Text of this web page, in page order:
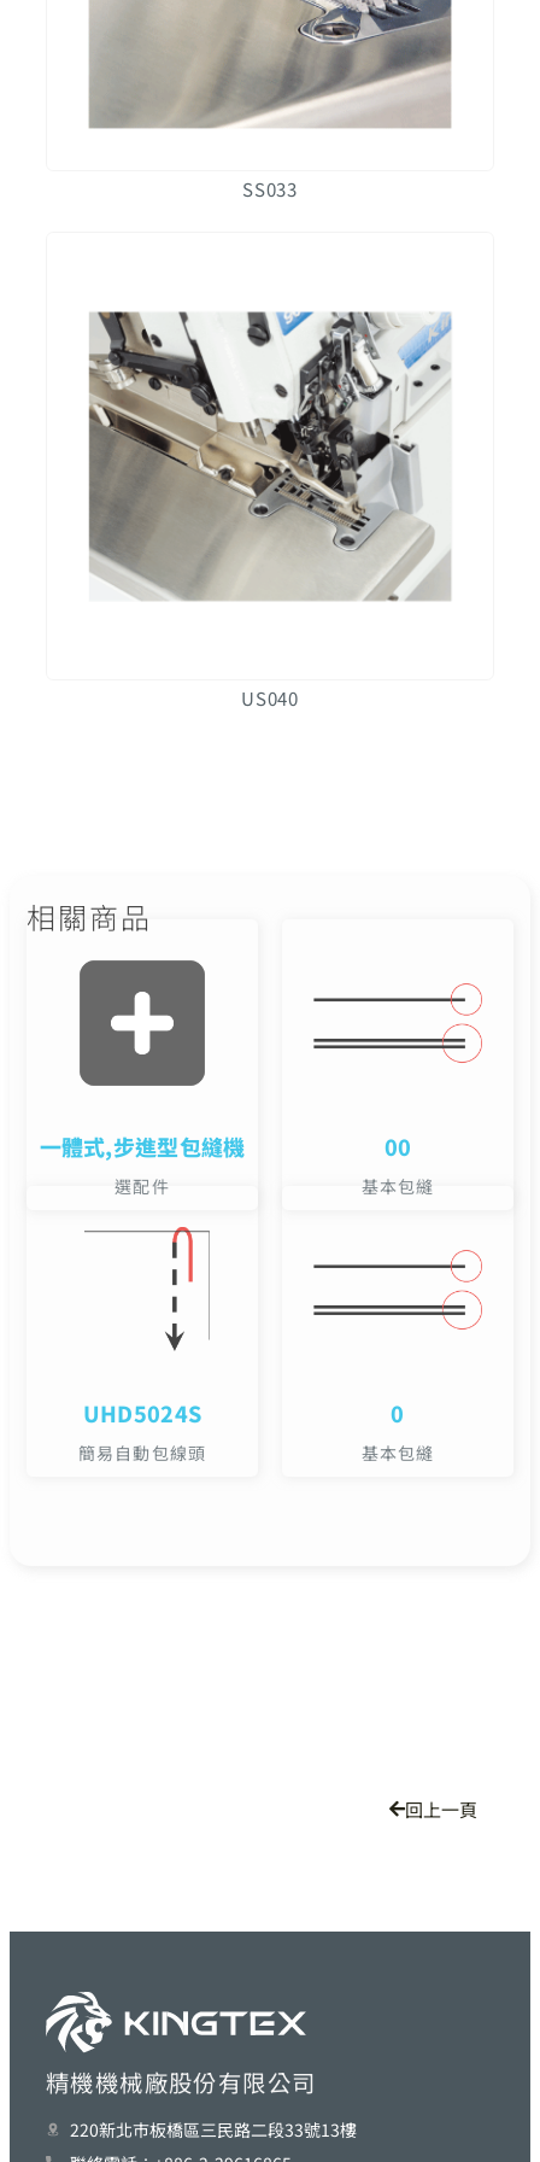
SS033
US040
相關商品
一體式,步進型包縫機
選配件
00
基本包縫
UHD5024S
簡易自動包線頭
0
基本包縫
回上一頁
精機機械廠股份有限公司
220新北巿板橋區三民路二段33號13樓